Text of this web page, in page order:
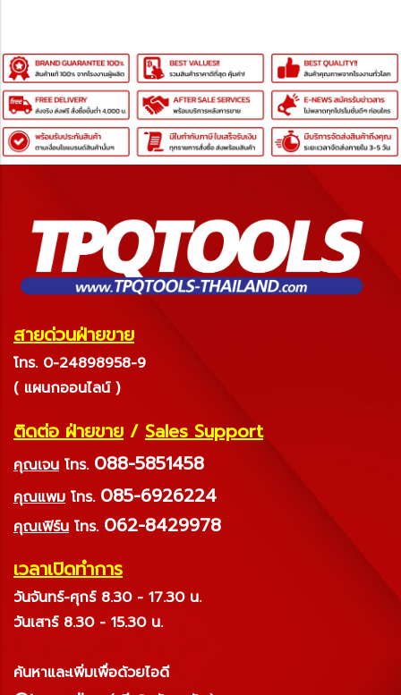
สายด่วนฝ่ายขาย
โทร. 0-24898958-9
( แผนกออนไลน์ )
ติดต่อ ฝ่ายขาย / Sales Support
คุณเจน โทร. 088-5851458
คุณแพม โทร. 085-6926224
คุณเฟิร์น โทร. 062-8429978
เวลาเปิดทำการ
วันจันทร์-ศุกร์ 8.30 - 17.30 น.
วันเสาร์ 8.30 - 15.30 น.
ค้นหาและเพิ่มเพื่อด้วยไอดี